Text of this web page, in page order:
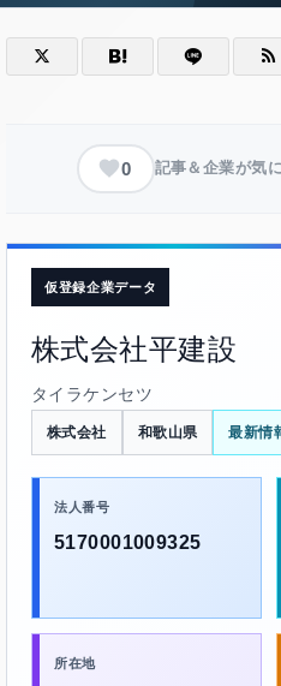
0 記事＆企業が気
仮登録企業データ
株式会社平建設
タイラケンセツ
株式会社 和歌山県 最新情
法人番号
5170001009325
所在地